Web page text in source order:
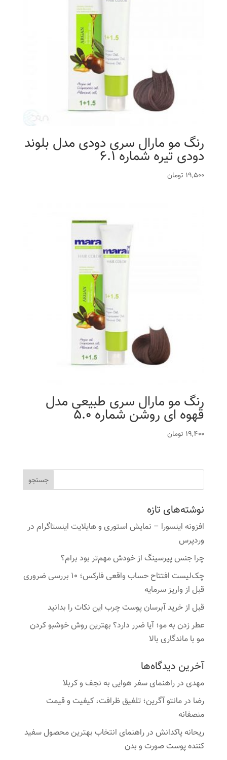
رنگ مو مارال سری دودی مدل بلوند
دودی تیره شماره 6.1
19,500 تومان
رنگ مو مارال سری طبیعی مدل
قهوه ای روشن شماره 5.0
19,400 تومان
نوشته‌های تازه
افزونه اینسورا – نمایش استوری و هایلایت اینستاگرام در
وردپرس
چرا جنس پیرسینگ از خودش مهم‌تر بود برام؟
چک‌لیست افتتاح حساب واقعی فارکس؛ ۱۰ بررسی ضروری
قبل از واریز سرمایه
قبل از خرید آبرسان پوست چرب این نکات را بدانید
عطر زدن به مو؛ آیا ضرر دارد؟ بهترین روش خوشبو کردن
مو با ماندگاری بالا
آخرین دیدگاه‌ها
مهدیدرراهنمای سفر هوایی به نجف و کربلا
رضا درمانتو آگرین؛ تلفیق ظرافت، کیفیت و قیمت
منصفانه
ریحانه پاکدانشدرراهنمای انتخاب بهترین محصول سفید
کننده پوست صورت و بدن